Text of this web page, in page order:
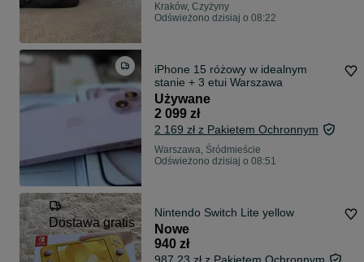
Kraków, Czyżyny
Odświeżono dzisiaj o 08:22
iPhone 15 różowy w idealnym
stanie + 3 etui Warszawa
Używane
2 099 zł
2 169 zł z Pakietem Ochronnym
Warszawa, Śródmieście
Odświeżono dzisiaj o 08:51
Dostawa gratis
Nintendo Switch Lite yellow
Nowe
940 zł